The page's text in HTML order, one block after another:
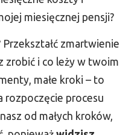
miesięcznej pensji?
zmartwienie
zrobić i co leży w twoim
małe kroki – to
rozpoczęcie procesu
od małych kroków,